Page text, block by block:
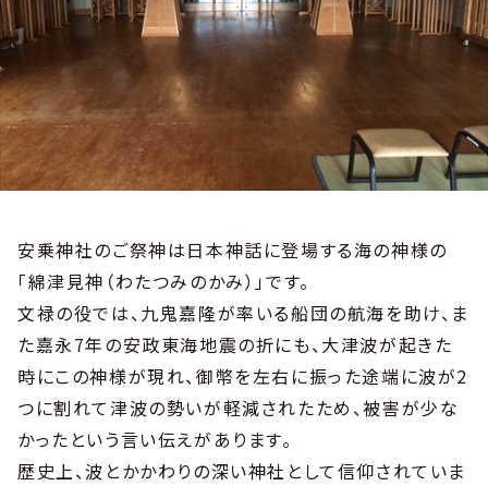
安乗神社のご祭神は日本神話に登場する海の神様の
「綿津見神（わたつみのかみ）」です。
文禄の役では、九鬼嘉隆が率いる船団の航海を助け、ま
た嘉永7年の安政東海地震の折にも、大津波が起きた
時にこの神様が現れ、御幣を左右に振った途端に波が2
つに割れて津波の勢いが軽減されたため、被害が少な
かったという言い伝えがあります。
歴史上、波とかかわりの深い神社として信仰されていま